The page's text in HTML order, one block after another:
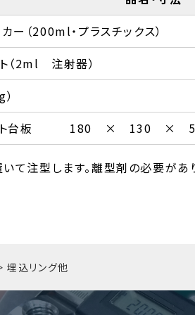
（200ml・プラスチックス）
2ml 注射器）
ト台板 180 × 130 × 5
注型します。離型剤の必要があ
埋込リング他